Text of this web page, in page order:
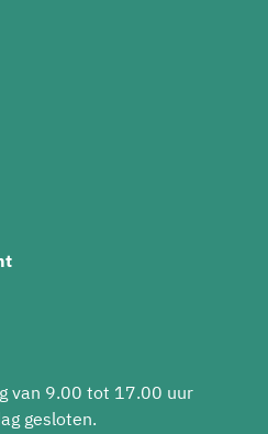
van 9.00 tot 17.00 uur
gesloten.